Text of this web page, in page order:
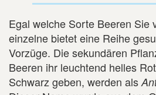
Egal welche Sorte Beeren Sie
einzelne bietet eine Reihe
Vorzüge. Die sekundären
Beeren ihr leuchtend helles
Schwarz geben, werden als